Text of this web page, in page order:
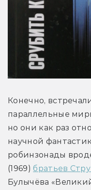
Конечно,
параллельные
но они как раз
научной
робинзонады
(1969) братьев
Булычёва